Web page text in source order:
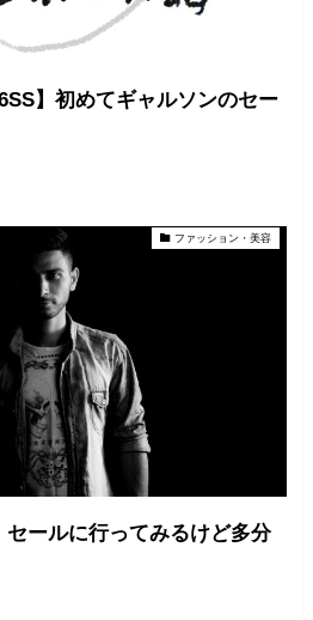
】初めてギャルソンのセー
ファッション・美容
セールに行ってみるけど多分